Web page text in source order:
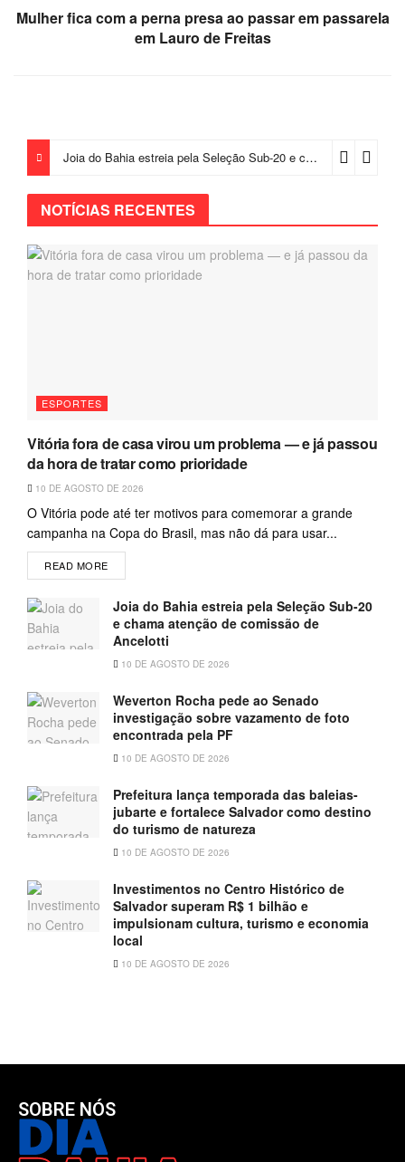
Mulher fica com a perna presa ao passar em passarela
em Lauro de Freitas
Joia do Bahia estreia pela Seleção Sub-20 e chama atenção de comissão de Ancelotti
NOTÍCIAS RECENTES
ESPORTES
Vitória fora de casa virou um problema — e já passou
da hora de tratar como prioridade
10 DE AGOSTO DE 2026
O Vitória pode até ter motivos para comemorar a grande
campanha na Copa do Brasil, mas não dá para usar...
READ MORE
Joia do Bahia estreia pela Seleção Sub-20
e chama atenção de comissão de
Ancelotti
10 DE AGOSTO DE 2026
Weverton Rocha pede ao Senado
investigação sobre vazamento de foto
encontrada pela PF
10 DE AGOSTO DE 2026
Prefeitura lança temporada das baleias-
jubarte e fortalece Salvador como destino
do turismo de natureza
10 DE AGOSTO DE 2026
Investimentos no Centro Histórico de
Salvador superam R$ 1 bilhão e
impulsionam cultura, turismo e economia
local
10 DE AGOSTO DE 2026
SOBRE NÓS